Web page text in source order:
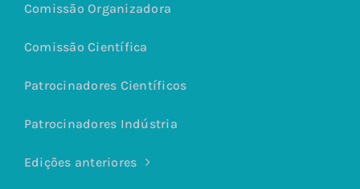
Comissão Organizadora
Comissão Científica
Patrocinadores Científicos
Patrocinadores Indústria
Edições anteriores